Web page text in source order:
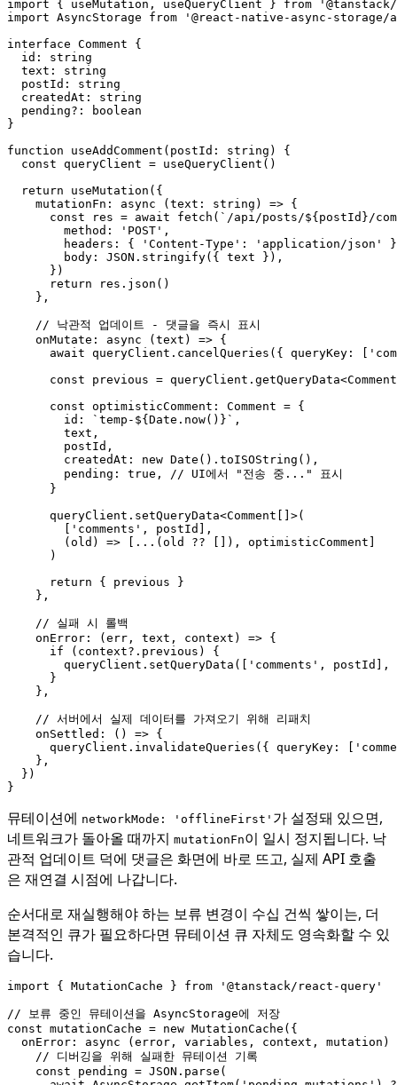
import { useMutation , useQueryClient } from
import AsyncStorage from
'@react-native-async-storage/
interface Comment
{
id : string
text : string
postId : string
createdAt : string
pending? :
boolean
}
function
useAddComment ( postId : string )
{
const queryClient = useQueryClient ()
return
useMutation ({
mutationFn : async ( text : string ) => {
const
res = await fetch ( `/api/posts/${ postId }/
method : 'POST' ,
headers : { 'Content-Type' : 'application/json'
body : JSON.stringify({ text
}),
})
return
res . json ()
},
onMutate : async ( text ) => {
await queryClient . cancelQueries ({ queryKey :
const
previous = queryClient . getQueryData<Comment
const optimisticComment : Comment = {
id : `temp- ${ Date . now() } ` ,
text ,
postId ,
createdAt : new Date (). toISOString (),
pending : true ,
}
queryClient . setQueryData<Comment
>(
'comments' , postId
],
( old ) => [...( old ?? []), optimisticComment
)
return
{ previous
}
},
onError : ( err , text , context ) => {
if
( context? . previous )
{
queryClient . setQueryData ([ 'comments' , postId
],
}
},
onSettled : () => {
queryClient . invalidateQueries ({ queryKey :
},
})
}
뮤테이션에 networkMode: 'offlineFirst' 가 설정돼 있으면,
네트워크가 돌아올 때까지 mutationFn이 일시 정지됩니다. 낙
관적 업데이트 덕에 댓글은 화면에 바로 뜨고, 실제 API 호출
은 재연결 시점에 나갑니다.
순서대로 재실행해야 하는 보류 변경이 수십 건씩 쌓이는, 더
본격적인 큐가 필요하다면 뮤테이션 큐 자체도 영속화할 수 있
습니다.
import { MutationCache } from '@tanstack/react-query'
const mutationCache = new MutationCache ({
onError : async ( error , variables , context , mutation )
const
pending = JSON . parse (